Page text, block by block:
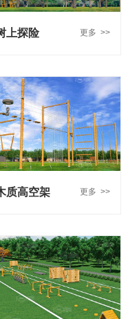
上探险 更多 >>
质高空架 更多 >>